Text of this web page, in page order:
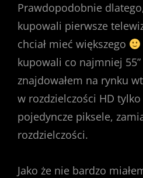
Prawdopodobnie
kupowali pierwsze
chciał mieć większego
kupowali co najmniej
znajdowałem na rynku
w rozdzielczości HD tylko
pojedyncze piksele,
rozdzielczości.
Jako że nie bardzo